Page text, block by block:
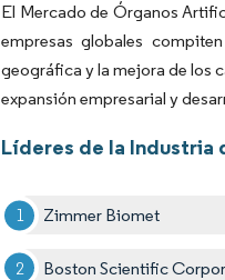
El Mercado de Órganos
empresas globales
geográfica y la mejora de los
expansión empresarial y
Líderes de la Industria
Zimmer Biomet
Boston Scientific